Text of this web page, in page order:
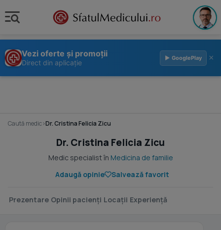
Vezi oferte și promoții
Direct din aplicație
▶ GooglePlay ×
Caută medic›Dr. Cristina Felicia Zicu
Dr. Cristina Felicia Zicu
Medic specialist în Medicina de familie
Adaugă opinie
Salvează favorit
Prezentare Opinii pacienți Locații Experiență